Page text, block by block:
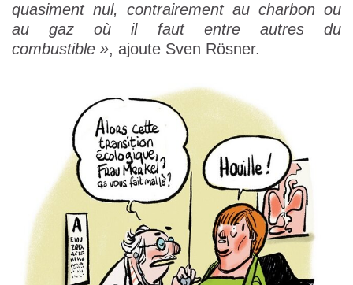
quasiment nul, contrairement au charbon ou
au gaz où il faut entre autres du
combustible », ajoute Sven Rösner.